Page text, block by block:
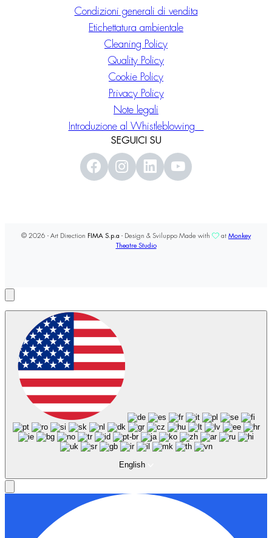
Condizioni generali di vendita
Etichettatura ambientale
Cleaning Policy
Quality Policy
Cookie Policy
Privacy Policy
Note legali
Introduzione al Whistleblowing
SEGUICI SU
© 2026 - Art Direction FIMA S.p.a - Design & Sviluppo Made with at Monkey
Theatre Studio
English